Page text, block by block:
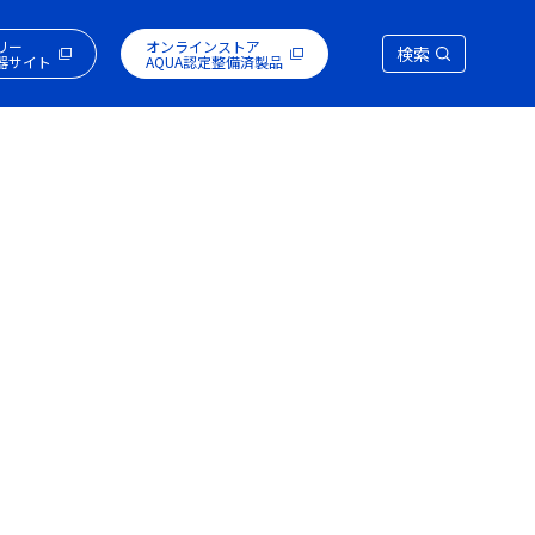
ー
サイト
オンラインストア
AQUA認定整備済製品 検索